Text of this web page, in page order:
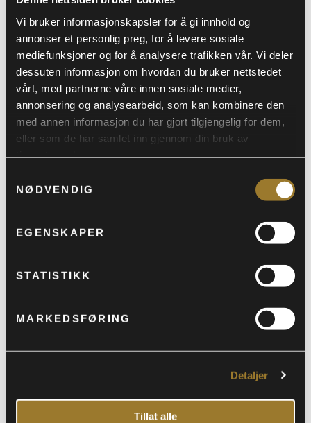
Vi bruker informasjonskapsler for å gi innhold og
annonser et personlig preg, for å levere sosiale
mediefunksjoner og for å analysere trafikken vår. Vi deler
dessuten informasjon om hvordan du bruker nettstedet
vårt, med partnerne våre innen sosiale medier,
annonsering og analysearbeid, som kan kombinere den
med annen informasjon du har gjort tilgjengelig for dem,
eller som de har samlet inn gjennom din bruk av
NØDVENDIG
EGENSKAPER
STATISTIKK
MARKEDSFØRING
Detaljer
Tillat alle
inneholder flere låter som virkelig understreker at Berg ikke
bare kan sin blues, men også er en mann med dyp kunnskap
og forståelse for vintage soulmusikk. Med seg på albumet In
My Shoes har han, som alltid, bassist Bo Berg og
trommeslager Tomas Pettersen.
Magnus slapp et album i 2019. Da krysser han over til et mer
“rocka” uttrykk ala inspirasjonskilder som Queens Of the
Stone Age, Black Keys, Jack White/Whitestripe og AC/DC. Dette
blir en sjangerkryssning av rock, disco, pop og selvfølgelig
blues.
Begrenset antall plasser pga restriksjoner
sammen – da må dere ta kontakt med